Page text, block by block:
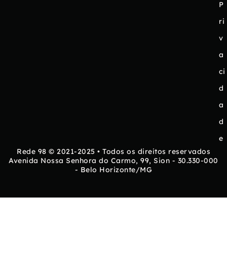
P
ri
v
a
ci
d
a
d
e
Rede 98 © 2021-2025 • Todos os direitos reservados
Avenida Nossa Senhora do Carmo, 99, Sion - 30.330-000
- Belo Horizonte/MG